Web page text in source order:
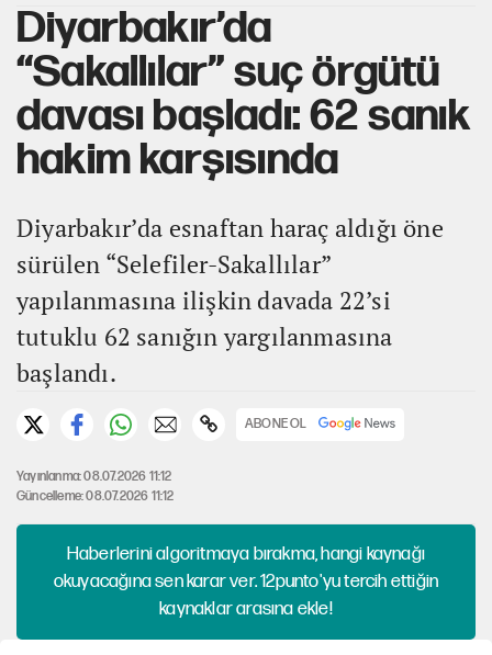
Diyarbakır’da
“Sakallılar” suç örgütü
davası başladı: 62 sanık
hakim karşısında
Diyarbakır’da esnaftan haraç aldığı öne
sürülen “Selefiler-Sakallılar”
yapılanmasına ilişkin davada 22’si
tutuklu 62 sanığın yargılanmasına
başlandı.
ABONE OL
Yayınlanma: 08.07.2026 11:12
Güncelleme: 08.07.2026 11:12
Haberlerini algoritmaya bırakma, hangi kaynağı
okuyacağına sen karar ver. 12punto'yu tercih ettiğin
kaynaklar arasına ekle!